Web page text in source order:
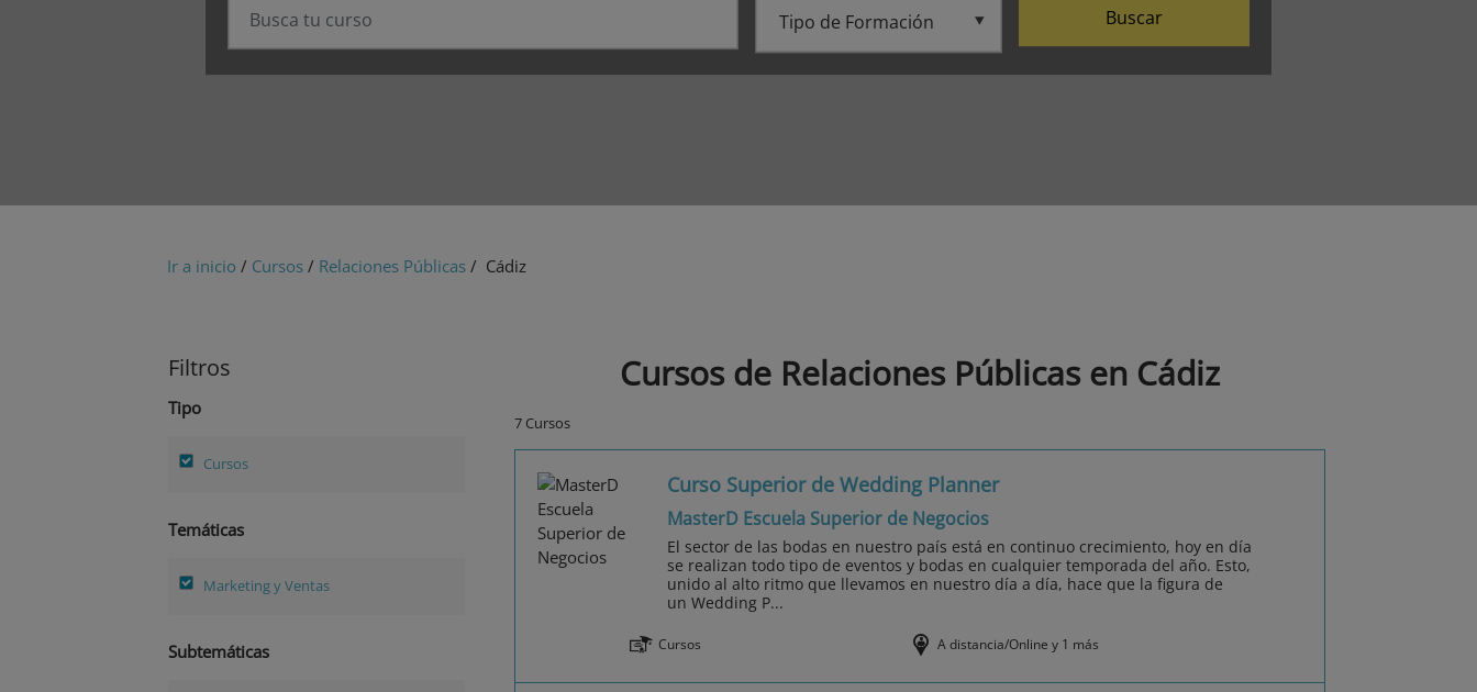
Buscar
Ir a inicio / Cursos / Relaciones Públicas / Cádiz
Filtros
Tipo
Cursos
Temáticas
Marketing y Ventas
Subtemáticas
Cursos de Relaciones Públicas en Cádiz
7 Cursos
Curso Superior de Wedding Planner
MasterD Escuela Superior de Negocios
El sector de las bodas en nuestro país está en continuo crecimiento, hoy en día
se realizan todo tipo de eventos y bodas en cualquier temporada del año. Esto,
unido al alto ritmo que llevamos en nuestro día a día, hace que la figura de
un Wedding P...
Cursos A distancia/Online y 1 más